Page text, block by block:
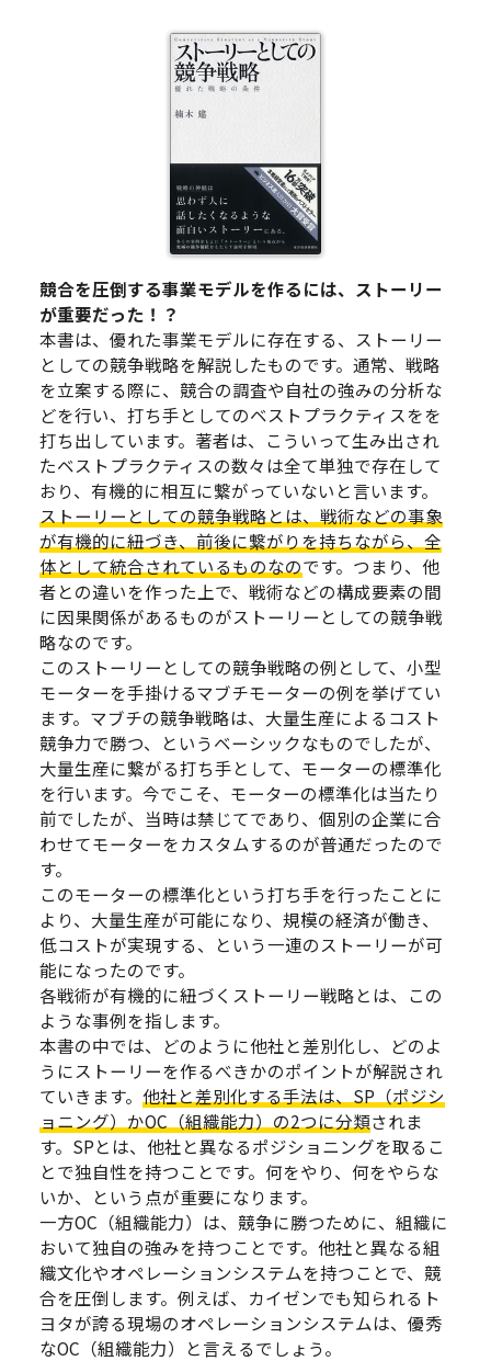
競合を圧倒する事業モデルを作るには、ストーリー
が重要だった！？
本書は、優れた事業モデルに存在する、ストーリー
としての競争戦略を解説したものです。通常、戦略
を立案する際に、競合の調査や自社の強みの分析な
どを行い、打ち手としてのベストプラクティスをを
打ち出しています。著者は、こういって生み出され
たベストプラクティスの数々は全て単独で存在して
おり、有機的に相互に繋がっていないと言います。
ストーリーとしての競争戦略とは、戦術などの事象
が有機的に紐づき、前後に繋がりを持ちながら、全
体として統合されているものなのです。つまり、他
者との違いを作った上で、戦術などの構成要素の間
に因果関係があるものがストーリーとしての競争戦
略なのです。
このストーリーとしての競争戦略の例として、小型
モーターを手掛けるマブチモーターの例を挙げてい
ます。マブチの競争戦略は、大量生産によるコスト
競争力で勝つ、というベーシックなものでしたが、
大量生産に繋がる打ち手として、モーターの標準化
を行います。今でこそ、モーターの標準化は当たり
前でしたが、当時は禁じてであり、個別の企業に合
わせてモーターをカスタムするのが普通だったので
す。
このモーターの標準化という打ち手を行ったことに
より、大量生産が可能になり、規模の経済が働き、
低コストが実現する、という一連のストーリーが可
能になったのです。
各戦術が有機的に紐づくストーリー戦略とは、この
ような事例を指します。
本書の中では、どのように他社と差別化し、どのよ
うにストーリーを作るべきかのポイントが解説され
ていきます。 他社と差別化する手法は、SP（ポジシ
ョニング）かOC（組織能力）の2つに分類されま
す。SPとは、他社と異なるポジショニングを取るこ
とで独自性を持つことです。何をやり、何をやらな
いか、という点が重要になります。
一方OC（組織能力）は、競争に勝つために、組織に
おいて独自の強みを持つことです。他社と異なる組
織文化やオペレーションシステムを持つことで、競
合を圧倒します。例えば、カイゼンでも知られるト
ヨタが誇る現場のオペレーションシステムは、優秀
なOC（組織能力）と言えるでしょう。